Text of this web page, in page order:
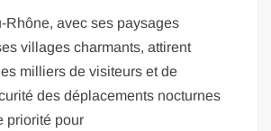
Rhône, avec ses paysages
villages charmants, attirent
milliers de visiteurs et de
des déplacements nocturnes
priorité pour